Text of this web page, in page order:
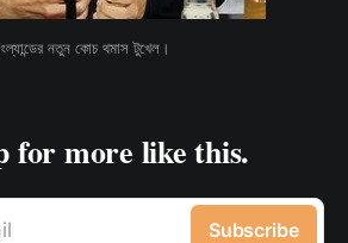
নতুন কোচ থমাস টুখেল।
for more like this.
Subscribe